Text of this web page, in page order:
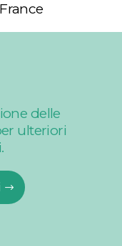
delle
ulteriori